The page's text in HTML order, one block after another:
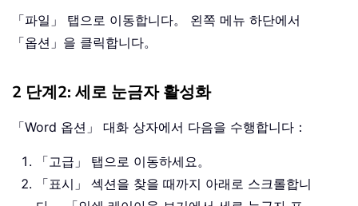
「파일」 탭으로 이동합니다。 왼쪽 메뉴 하단에서
「옵션」을 클릭합니다。
2 단계2: 세로 눈금자 활성화
「Word 옵션」 대화 상자에서 다음을 수행합니다：
「고급」 탭으로 이동하세요。
「표시」 섹션을 찾을 때까지 아래로 스크롤합니